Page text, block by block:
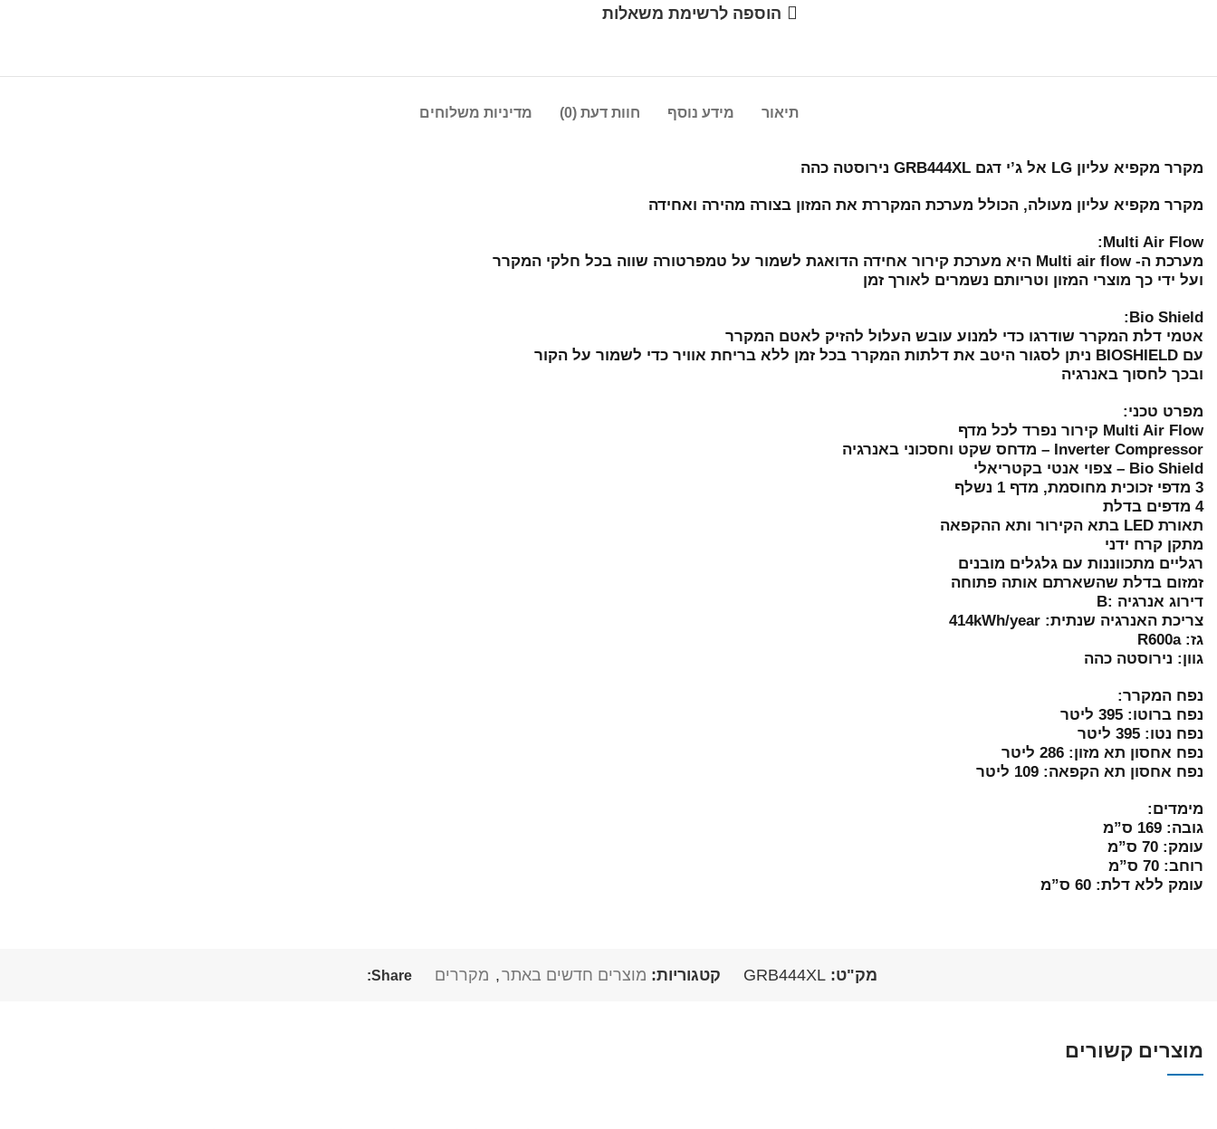
הוספה לרשימת משאלות
תיאור מידע נוסף חוות דעת (0) מדיניות משלוחים
מקרר מקפיא עליון LG אל ג’י דגם GRB444XL נירוסטה כהה
מקרר מקפיא עליון מעולה, הכולל מערכת המקררת את המזון בצורה מהירה ואחידה
Multi Air Flow:
מערכת ה- Multi air flow היא מערכת קירור אחידה הדואגת לשמור על טמפרטורה שווה בכל חלקי המקרר
ועל ידי כך מוצרי המזון וטריותם נשמרים לאורך זמן
Bio Shield:
אטמי דלת המקרר שודרגו כדי למנוע עובש העלול להזיק לאטם המקרר
עם BIOSHIELD ניתן לסגור היטב את דלתות המקרר בכל זמן ללא בריחת אוויר כדי לשמור על הקור
ובכך לחסוך באנרגיה
מפרט טכני:
Multi Air Flow קירור נפרד לכל מדף
Inverter Compressor – מדחס שקט וחסכוני באנרגיה
Bio Shield – צפוי אנטי בקטריאלי
3 מדפי זכוכית מחוסמת, מדף 1 נשלף
4 מדפים בדלת
תאורת LED בתא הקירור ותא ההקפאה
מתקן קרח ידני
רגליים מתכווננות עם גלגלים מובנים
זמזום בדלת שהשארתם אותה פתוחה
דירוג אנרגיה :B
צריכת האנרגיה שנתית: 414kWh/year
גז: R600a
גוון: נירוסטה כהה
נפח המקרר:
נפח ברוטו: 395 ליטר
נפח נטו: 395 ליטר
נפח אחסון תא מזון: 286 ליטר
נפח אחסון תא הקפאה: 109 ליטר
מימדים:
גובה: 169 ס”מ
עומק: 70 ס”מ
רוחב: 70 ס”מ
עומק ללא דלת: 60 ס”מ
מק"ט:GRB444XL קטגוריות: מוצרים חדשים באתר, מקררים Share:
מוצרים קשורים